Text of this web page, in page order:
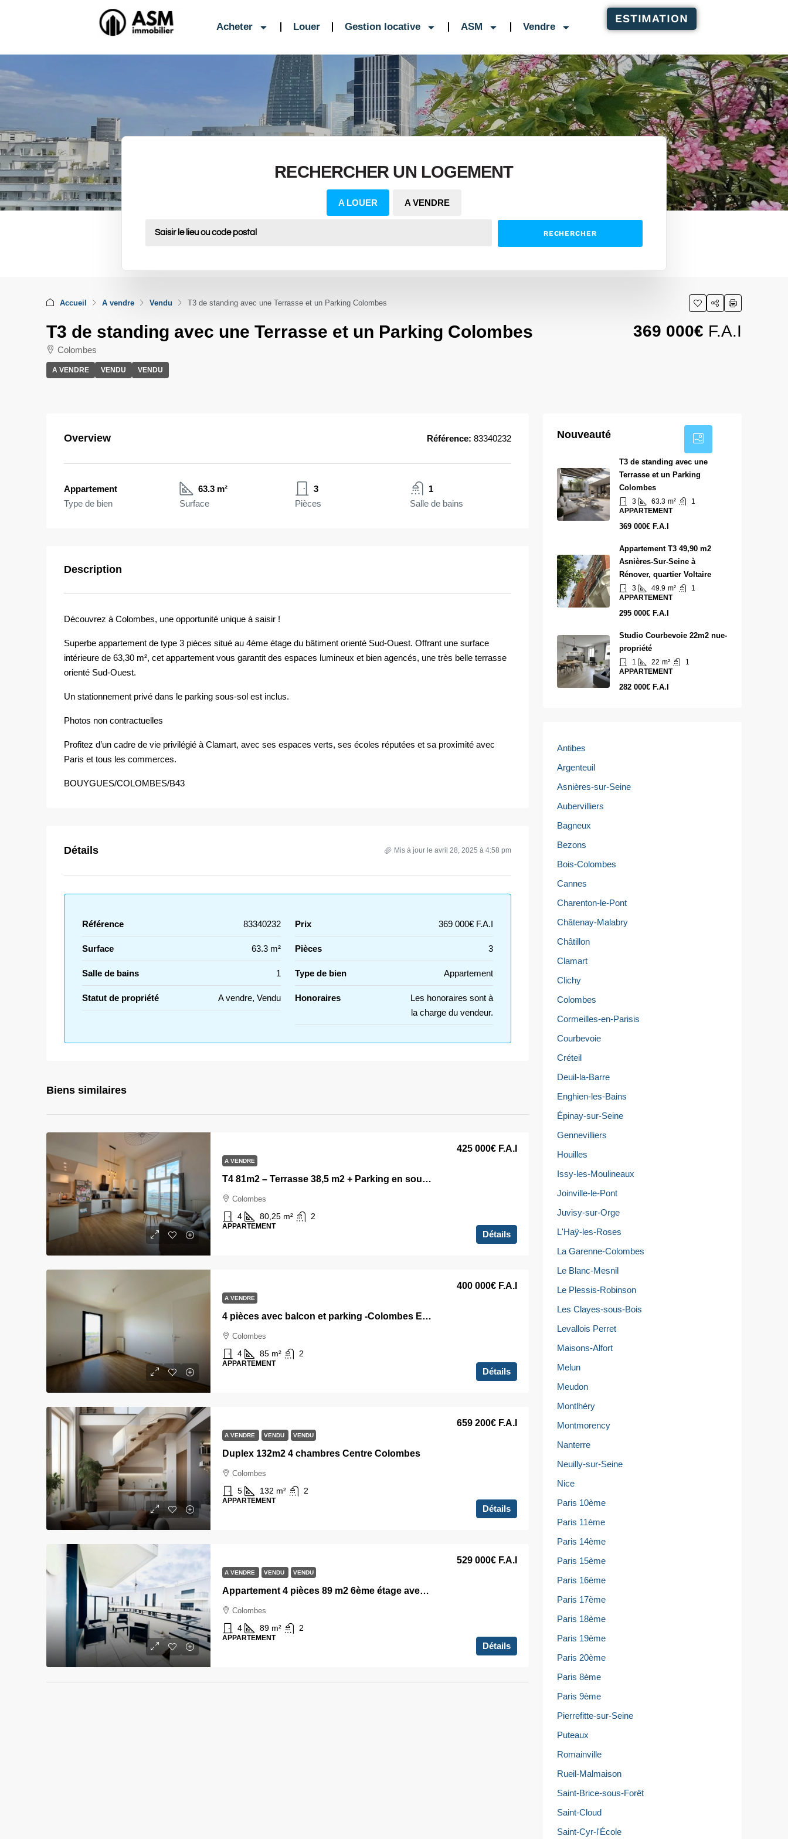
Acheter Louer Gestion locative ASM Vendre
ESTIMATION
RECHERCHER UN LOGEMENT
A LOUER A VENDRE
RECHERCHER
Accueil A vendre Vendu T3 de standing avec une Terrasse et un Parking Colombes
T3 de standing avec une Terrasse et un Parking Colombes
Colombes
A VENDRE VENDU VENDU
369 000€ F.A.I
Overview Référence: 83340232
Appartement
Type de bien
63.3 m²
Surface
3
Pièces
1
Salle de bains
Description
Découvrez à Colombes, une opportunité unique à saisir !
Superbe appartement de type 3 pièces situé au 4ème étage du bâtiment orienté Sud-Ouest. Offrant une surface
intérieure de 63,30 m², cet appartement vous garantit des espaces lumineux et bien agencés, une très belle terrasse
orienté Sud-Ouest.
Un stationnement privé dans le parking sous-sol est inclus.
Photos non contractuelles
Profitez d’un cadre de vie privilégié à Clamart, avec ses espaces verts, ses écoles réputées et sa proximité avec
Paris et tous les commerces.
BOUYGUES/COLOMBES/B43
Détails Mis à jour le avril 28, 2025 à 4:58 pm
Référence 83340232 Prix 369 000€ F.A.I
Surface 63.3 m² Pièces 3
Salle de bains 1 Type de bien Appartement
Statut de propriété A vendre, Vendu Honoraires
Les honoraires sont à
la charge du vendeur.
Biens similaires
A VENDRE
T4 81m2 – Terrasse 38,5 m2 + Parking en sous-sol
425 000€ F.A.I
Colombes
4 80,25 m² 2
APPARTEMENT
Détails
A VENDRE
4 pièces avec balcon et parking -Colombes Europe
400 000€ F.A.I
Colombes
4 85 m² 2
APPARTEMENT
Détails
A VENDRE VENDU VENDU
Duplex 132m2 4 chambres Centre Colombes
659 200€ F.A.I
Colombes
5 132 m² 2
APPARTEMENT
Détails
A VENDRE VENDU VENDU
Appartement 4 pièces 89 m2 6ème étage avec Terrasse et Parking Colombes
529 000€ F.A.I
Colombes
4 89 m² 2
APPARTEMENT
Détails
Nouveauté
T3 de standing avec une
Terrasse et un Parking
Colombes
3 63.3 m²
1
APPARTEMENT
369 000€ F.A.I
Appartement T3 49,90 m2
Asnières-Sur-Seine à
Rénover, quartier Voltaire
3 49.9 m²
1
APPARTEMENT
295 000€ F.A.I
Studio Courbevoie 22m2 nue-
propriété
1 22 m²
1
APPARTEMENT
282 000€ F.A.I
Antibes
Argenteuil
Asnières-sur-Seine
Aubervilliers
Bagneux
Bezons
Bois-Colombes
Cannes
Charenton-le-Pont
Châtenay-Malabry
Châtillon
Clamart
Clichy
Colombes
Cormeilles-en-Parisis
Courbevoie
Créteil
Deuil-la-Barre
Enghien-les-Bains
Épinay-sur-Seine
Gennevilliers
Houilles
Issy-les-Moulineaux
Joinville-le-Pont
Juvisy-sur-Orge
L'Haÿ-les-Roses
La Garenne-Colombes
Le Blanc-Mesnil
Le Plessis-Robinson
Les Clayes-sous-Bois
Levallois Perret
Maisons-Alfort
Melun
Meudon
Montlhéry
Montmorency
Nanterre
Neuilly-sur-Seine
Nice
Paris 10ème
Paris 11ème
Paris 14ème
Paris 15ème
Paris 16ème
Paris 17ème
Paris 18ème
Paris 19ème
Paris 20ème
Paris 8ème
Paris 9ème
Pierrefitte-sur-Seine
Puteaux
Romainville
Rueil-Malmaison
Saint-Brice-sous-Forêt
Saint-Cloud
Saint-Cyr-l'École